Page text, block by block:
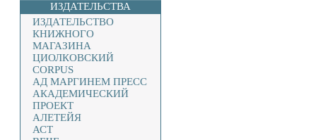
ИЗДАТЕЛЬСТВА
ИЗДАТЕЛЬСТВО
КНИЖНОГО
МАГАЗИНА
ЦИОЛКОВСКИЙ
CORPUS
АД МАРГИНЕМ ПРЕСС
АКАДЕМИЧЕСКИЙ
ПРОЕКТ
АЛЕТЕЙЯ
АСТ